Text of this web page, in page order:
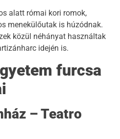
alatt római kori romok,
menekülőutak is húzódnak.
közül néhányat használtak
idején is.
furcsa
– Teatro